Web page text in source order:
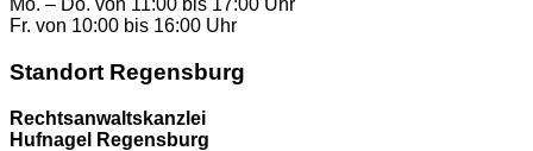
Mo. – Do. von 11:00 bis 17:00 Uhr
Fr. von 10:00 bis 16:00 Uhr
Standort Regensburg
Rechtsanwaltskanzlei
Hufnagel Regensburg